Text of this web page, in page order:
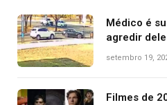
Médico é
agredir
durante
setembro 19,
Filmes de